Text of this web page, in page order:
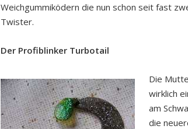
Weichgummiködern die nun schon seit fast
Twister.
Der Profiblinker Turbotail
Die
wirklich
am
die